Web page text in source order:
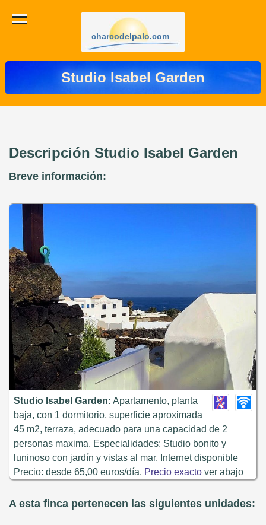
charcodelpalo.com
Studio Isabel Garden
Descripción Studio Isabel Garden
Breve información:
Studio Isabel Garden: Apartamento, planta
baja, con 1 dormitorio, superficie aproximada
45 m2, terraza, adecuado para una capacidad de 2
personas maxima. Especialidades: Studio bonito y
luninoso con jardín y vistas al mar. Internet disponible
Precio: desde 65,00 euros/día. Precio exacto ver abajo
A esta finca pertenecen las siguientes unidades: